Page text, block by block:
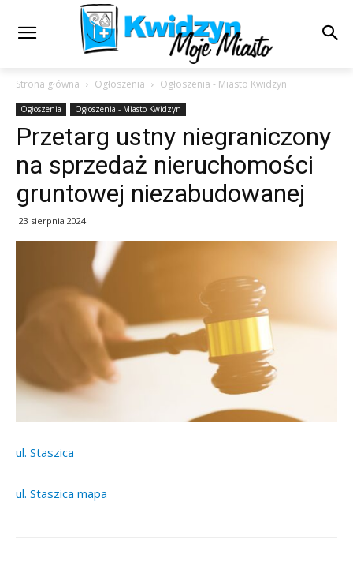
Strona główna Ogłoszenia Ogłoszenia - Miasto Kwidzyn
Ogłoszenia Ogłoszenia - Miasto Kwidzyn
Przetarg ustny niegraniczony
na sprzedaż nieruchomości
gruntowej niezabudowanej
23 sierpnia 2024
ul. Staszica
ul. Staszica mapa